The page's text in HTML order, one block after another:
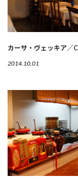
カーサ・ヴェッキア／
2014.10.01